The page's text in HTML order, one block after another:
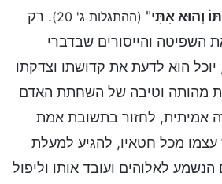
וְהוּא אִתִּי" (ההתגלות ג' 20)
. רק
השפיטה והייסורים שבדברי
יוכל הוא לדעת את קדושתו וצדקתו
מהותה וטיבה של השחתת האדם
אמיתית, לחזור בתשובת אמת
עצמו מכל חטאיו, להגיע למעלת
לאלוהים ועובד אותו וליפול